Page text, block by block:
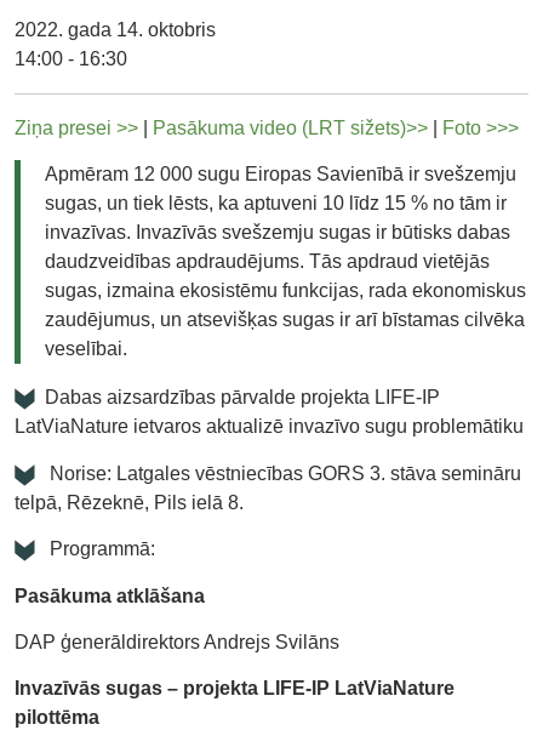
2022. gada 14. oktobris
14:00 - 16:30
Ziņa presei >> Pasākuma video (LRT sižets)>> Foto >>>
Apmēram 12 000 sugu Eiropas Savienībā ir svešzemju
sugas, un tiek lēsts, ka aptuveni 10 līdz 15 % no tām ir
invazīvas. Invazīvās svešzemju sugas ir būtisks dabas
daudzveidības apdraudējums. Tās apdraud vietējās
sugas, izmaina ekosistēmu funkcijas, rada ekonomiskus
zaudējumus, un atsevišķas sugas ir arī bīstamas cilvēka
veselībai.
Dabas aizsardzības pārvalde projekta LIFE-IP
LatViaNature ietvaros aktualizē invazīvo sugu problemātiku
Norise: Latgales vēstniecības GORS 3. stāva semināru
telpā, Rēzeknē, Pils ielā 8.
Programmā:
Pasākuma atklāšana
DAP ģenerāldirektors Andrejs Svilāns
Invazīvās sugas – projekta LIFE-IP LatViaNature
pilottēma